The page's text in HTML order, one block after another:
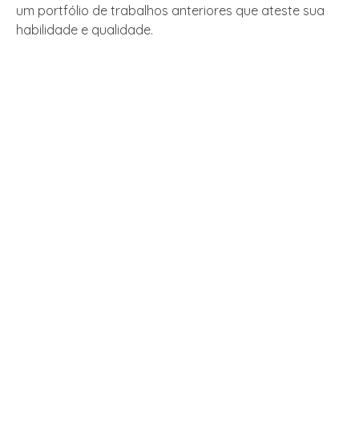
um portfólio de trabalhos anteriores que ateste sua
habilidade e qualidade.